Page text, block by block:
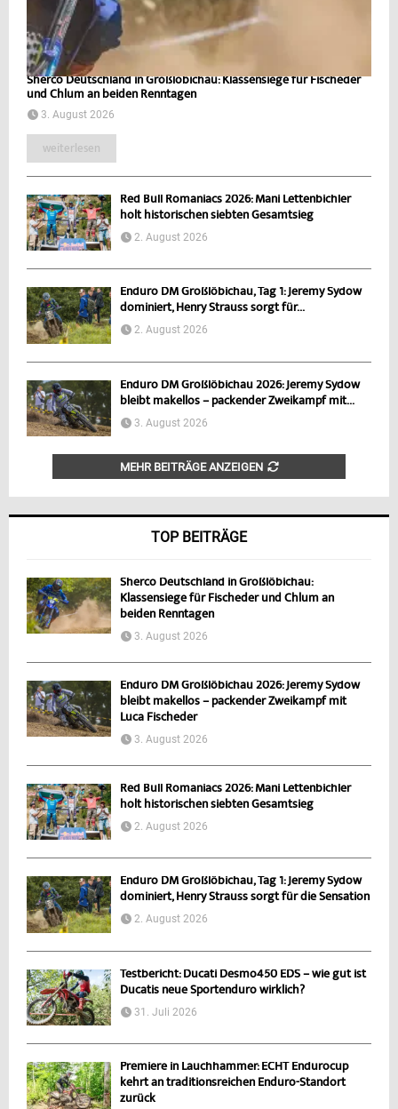
Sherco Deutschland in Großlöbichau: Klassensiege für Fischeder
und Chlum an beiden Renntagen
3. August 2026
weiterlesen
Red Bull Romaniacs 2026: Mani Lettenbichler
holt historischen siebten Gesamtsieg
2. August 2026
Enduro DM Großlöbichau, Tag 1: Jeremy Sydow
dominiert, Henry Strauss sorgt für...
2. August 2026
Enduro DM Großlöbichau 2026: Jeremy Sydow
bleibt makellos – packender Zweikampf mit...
3. August 2026
MEHR BEITRÄGE ANZEIGEN
TOP BEITRÄGE
Sherco Deutschland in Großlöbichau:
Klassensiege für Fischeder und Chlum an
beiden Renntagen
3. August 2026
Enduro DM Großlöbichau 2026: Jeremy Sydow
bleibt makellos – packender Zweikampf mit
Luca Fischeder
3. August 2026
Red Bull Romaniacs 2026: Mani Lettenbichler
holt historischen siebten Gesamtsieg
2. August 2026
Enduro DM Großlöbichau, Tag 1: Jeremy Sydow
dominiert, Henry Strauss sorgt für die Sensation
2. August 2026
Testbericht: Ducati Desmo450 EDS – wie gut ist
Ducatis neue Sportenduro wirklich?
31. Juli 2026
Premiere in Lauchhammer: ECHT Endurocup
kehrt an traditionsreichen Enduro-Standort
zurück